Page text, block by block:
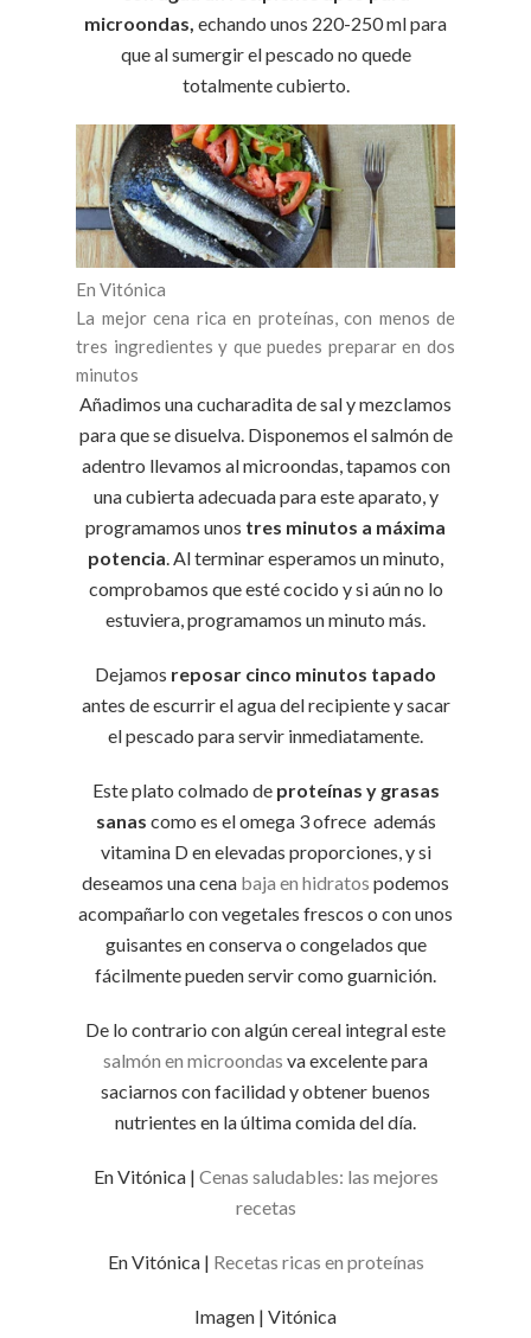
microondas, echando unos 220-250 ml para
que al sumergir el pescado no quede
totalmente cubierto.
En Vitónica
La mejor cena rica en proteínas, con menos de
tres ingredientes y que puedes preparar en dos
minutos
Añadimos una cucharadita de sal y mezclamos
para que se disuelva. Disponemos el salmón de
adentro llevamos al microondas, tapamos con
una cubierta adecuada para este aparato, y
programamos unos tres minutos a máxima
potencia . Al terminar esperamos un minuto,
comprobamos que esté cocido y si aún no lo
estuviera, programamos un minuto más.
Dejamos reposar cinco minutos tapado
antes de escurrir el agua del recipiente y sacar
el pescado para servir inmediatamente.
Este plato colmado de proteínas y grasas
sanas como es el omega 3 ofrece además
vitamina D en elevadas proporciones, y si
deseamos una cena baja en hidratos podemos
acompañarlo con vegetales frescos o con unos
guisantes en conserva o congelados que
fácilmente pueden servir como guarnición.
De lo contrario con algún cereal integral este
salmón en microondas va excelente para
saciarnos con facilidad y obtener buenos
nutrientes en la última comida del día.
En Vitónica | Cenas saludables: las mejores
recetas
En Vitónica | Recetas ricas en proteínas
Imagen | Vitónica